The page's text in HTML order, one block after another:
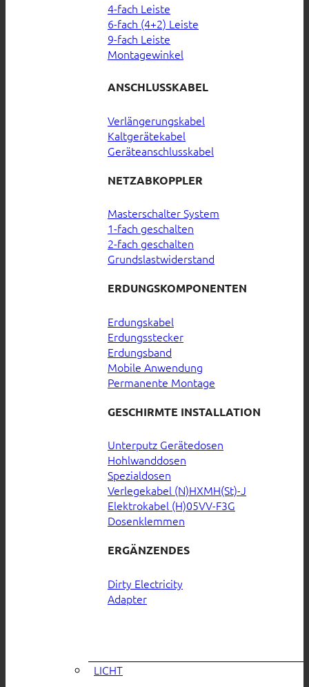
4-fach Leiste
6-fach (4+2) Leiste
9-fach Leiste
Montagewinkel
ANSCHLUSSKABEL
Verlängerungskabel
Kaltgerätekabel
Geräteanschlusskabel
NETZABKOPPLER
Masterschalter System
1-fach geschalten
2-fach geschalten
Grundslastwiderstand
ERDUNGSKOMPONENTEN
Erdungskabel
Erdungsstecker
Erdungsband
Mobile Anwendung
Permanente Montage
GESCHIRMTE INSTALLATION
Unterputz Gerätedosen
Hohlwanddosen
Spezialdosen
Verlegekabel (N)HXMH(St)-J
Elektrokabel (H)05VV-F3G
Dosenklemmen
ERGÄNZENDES
Dirty Electricity
Adapter
LICHT